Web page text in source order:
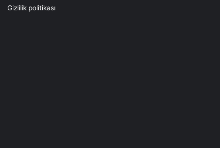
Gizlilik politikası